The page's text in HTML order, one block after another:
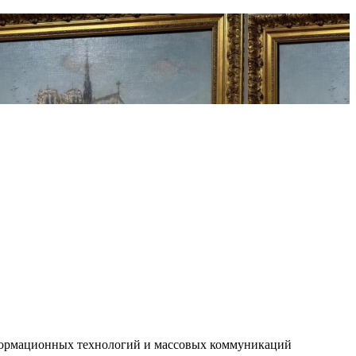
технологий и массовых коммуникаций